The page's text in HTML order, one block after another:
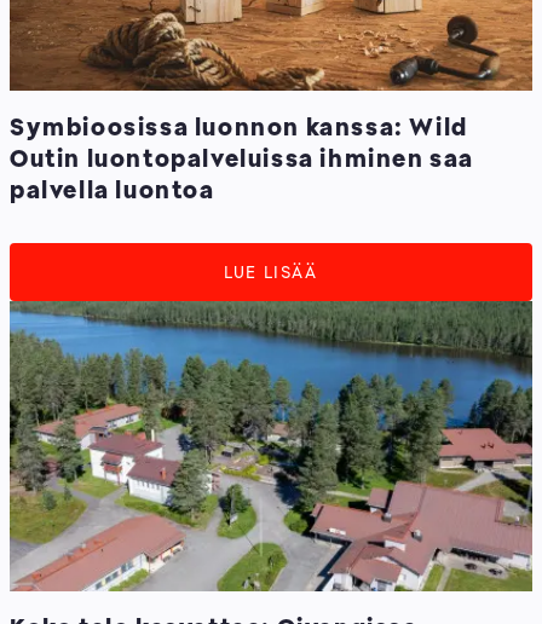
Symbioosissa luonnon kanssa: Wild
Outin luontopalveluissa ihminen saa
palvella luontoa
LUE LISÄÄ